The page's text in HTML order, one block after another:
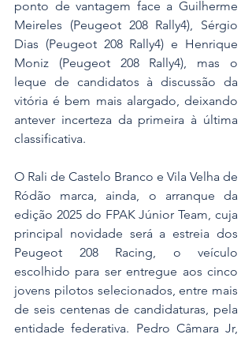
ponto de vantagem face a Guilherme
Meireles (Peugeot 208 Rally4), Sérgio
Dias (Peugeot 208 Rally4) e Henrique
Moniz (Peugeot 208 Rally4), mas o
leque de candidatos à discussão da
vitória é bem mais alargado, deixando
antever incerteza da primeira à última
classificativa.
O Rali de Castelo Branco e Vila Velha de
Ródão marca, ainda, o arranque da
edição 2025 do FPAK Júnior Team, cuja
principal novidade será a estreia dos
Peugeot 208 Racing, o veículo
escolhido para ser entregue aos cinco
jovens pilotos selecionados, entre mais
de seis centenas de candidaturas, pela
entidade federativa. Pedro Câmara Jr,